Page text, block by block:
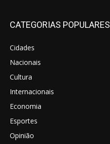
CATEGORIAS POPULARES
Cidades
Nacionais
Cultura
Internacionais
Economia
Esportes
Opinião